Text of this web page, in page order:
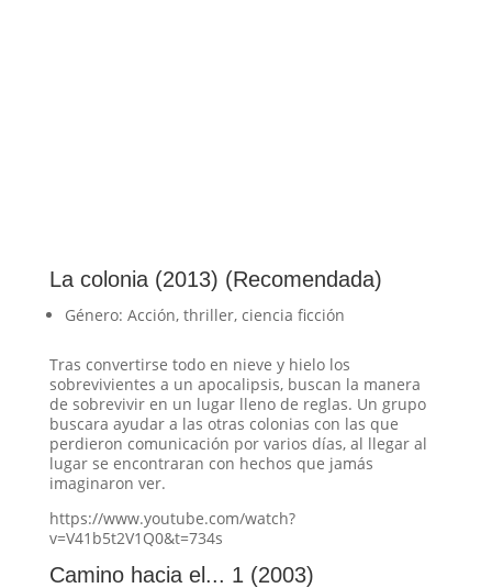
La colonia (2013) (Recomendada)
Género: Acción, thriller, ciencia ficción
Tras convertirse todo en nieve y hielo los
sobrevivientes a un apocalipsis, buscan la manera
de sobrevivir en un lugar lleno de reglas. Un grupo
buscara ayudar a las otras colonias con las que
perdieron comunicación por varios días, al llegar al
lugar se encontraran con hechos que jamás
imaginaron ver.
https://www.youtube.com/watch?
v=V41b5t2V1Q0&t=734s
Camino hacia el... 1 (2003)